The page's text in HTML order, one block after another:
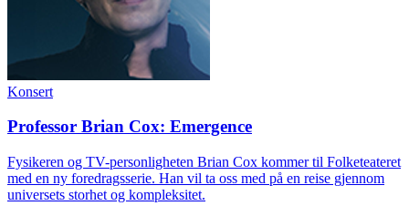
Konsert
Professor Brian Cox: Emergence
Fysikeren og TV-personligheten Brian Cox kommer til Folketeateret
med en ny foredragsserie. Han vil ta oss med på en reise gjennom
universets storhet og kompleksitet.